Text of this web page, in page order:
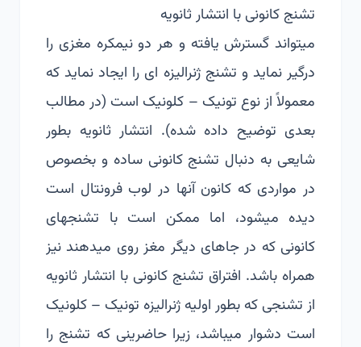
تشنج کانونی با انتشار ثانویه
می­تواند گسترش یافته و هر دو نیمکره مغزی را
درگیر نماید و تشنج ژنرالیزه ای را ایجاد نماید که
معمولاً از نوع تونیک – کلونیک است (در مطالب
بعدی توضیح داده شده). انتشار ثانویه بطور
شایعی به دنبال تشنج کانونی ساده و بخصوص
در مواردی که کانون آنها در لوب فرونتال است
دیده می­شود، اما ممکن است با تشنج­های
کانونی که در جاهای دیگر مغز روی می­دهند نیز
همراه باشد. افتراق تشنج کانونی با انتشار ثانویه
از تشنجی که بطور اولیه ژنرالیزه تونیک – کلونیک
است دشوار می­باشد، زیرا حاضرینی که تشنج را